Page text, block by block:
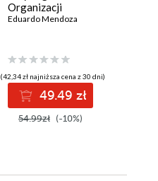
Organizacji
Eduardo Mendoza
(42,34 zł najniższa cena z 30 dni)
49.49 zł
54.99zł (-10%)